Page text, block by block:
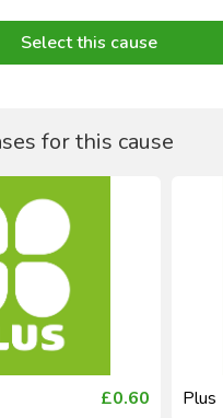
Select this cause
for this cause
£0.60 Plus